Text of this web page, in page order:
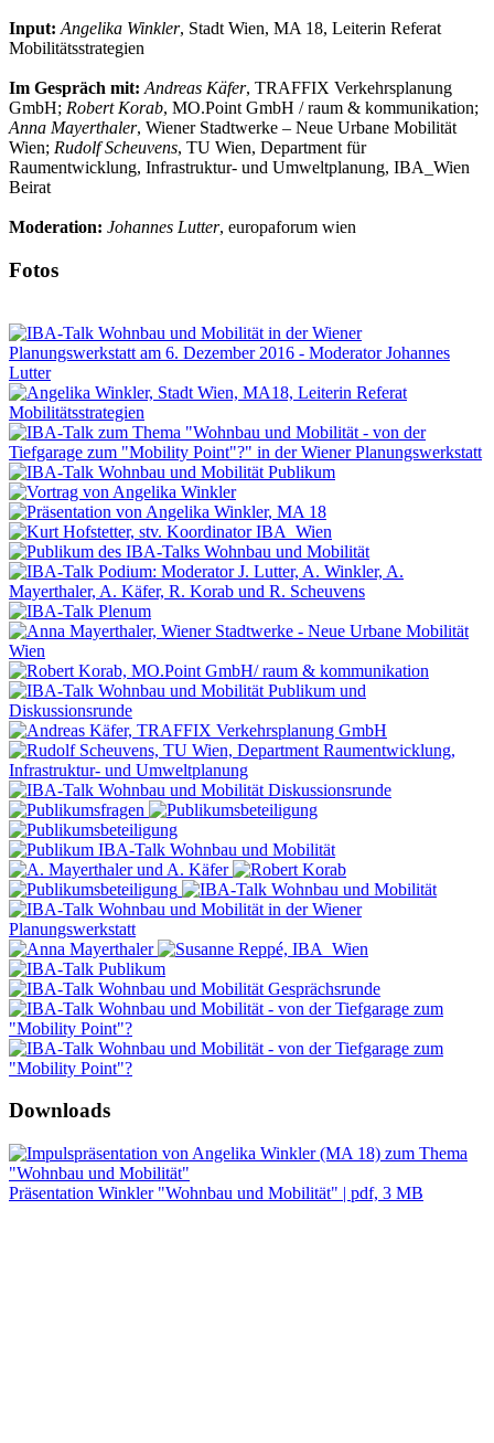
Input: Angelika Winkler, Stadt Wien, MA 18, Leiterin Referat
Mobilitätsstrategien
Im Gespräch mit: Andreas Käfer, TRAFFIX Verkehrsplanung
GmbH; Robert Korab, MO.Point GmbH / raum & kommunikation;
Anna Mayerthaler, Wiener Stadtwerke – Neue Urbane Mobilität
Wien; Rudolf Scheuvens, TU Wien, Department für
Raumentwicklung, Infrastruktur- und Umweltplanung, IBA_Wien
Beirat
Moderation: Johannes Lutter, europaforum wien
Fotos
Downloads
Präsentation Winkler "Wohnbau und Mobilität" | pdf, 3 MB